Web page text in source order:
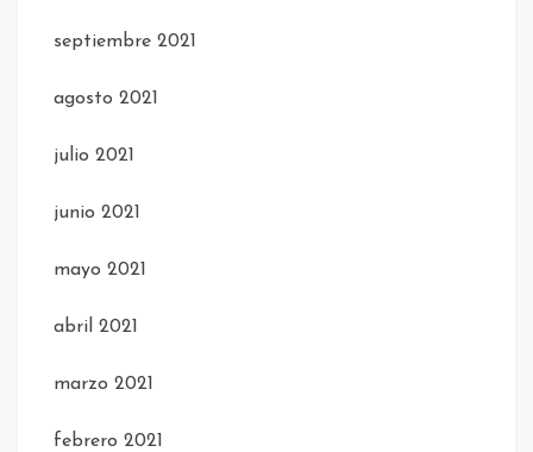
septiembre 2021
agosto 2021
julio 2021
junio 2021
mayo 2021
abril 2021
marzo 2021
febrero 2021